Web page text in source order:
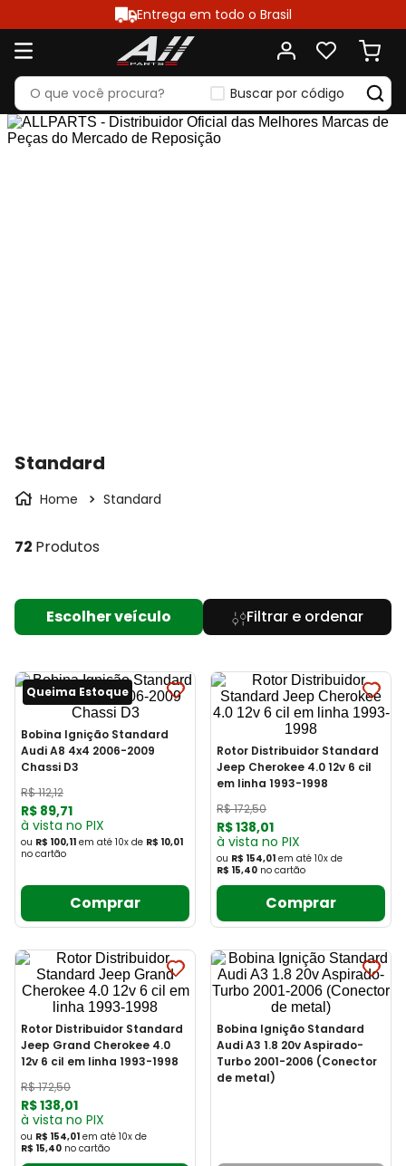
Entrega em todo o Brasil
Buscar por código
Standard
Standard
72 Produtos
Escolher veículo
Queima Estoque
Bobina Ignição Standard
Audi A8 4x4 2006-2009
Chassi D3
R$112,12
R$ 89,71
à vista no PIX
ou R$ 100,11 em até 10x de R$ 10,01
no cartão
Comprar
Rotor Distribuidor Standard
Jeep Cherokee 4.0 12v 6 cil
em linha 1993-1998
R$172,50
R$138,01
à vista no PIX
ou R$ 154,01 em até 10x de
R$ 15,40 no cartão
Comprar
Rotor Distribuidor Standard
Jeep Grand Cherokee 4.0
12v 6 cil em linha 1993-1998
R$172,50
R$138,01
à vista no PIX
ou R$ 154,01 em até 10x de
R$ 15,40 no cartão
Bobina Ignição Standard
Audi A3 1.8 20v Aspirado-
Turbo 2001-2006 (Conector
de metal)